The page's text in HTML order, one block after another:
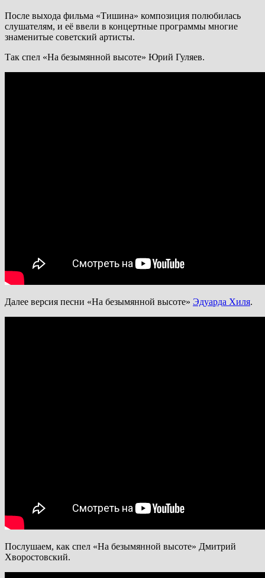
После выхода фильма «Тишина» композиция полюбилась
слушателям, и её ввели в концертные программы многие
знаменитые советский артисты.
Так спел «На безымянной высоте» Юрий Гуляев.
Далее версия песни «На безымянной высоте» Эдуарда Хиля.
Послушаем, как спел «На безымянной высоте» Дмитрий
Хворостовский.